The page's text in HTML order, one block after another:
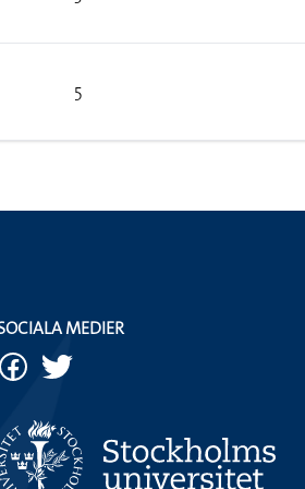
5
MEDIER